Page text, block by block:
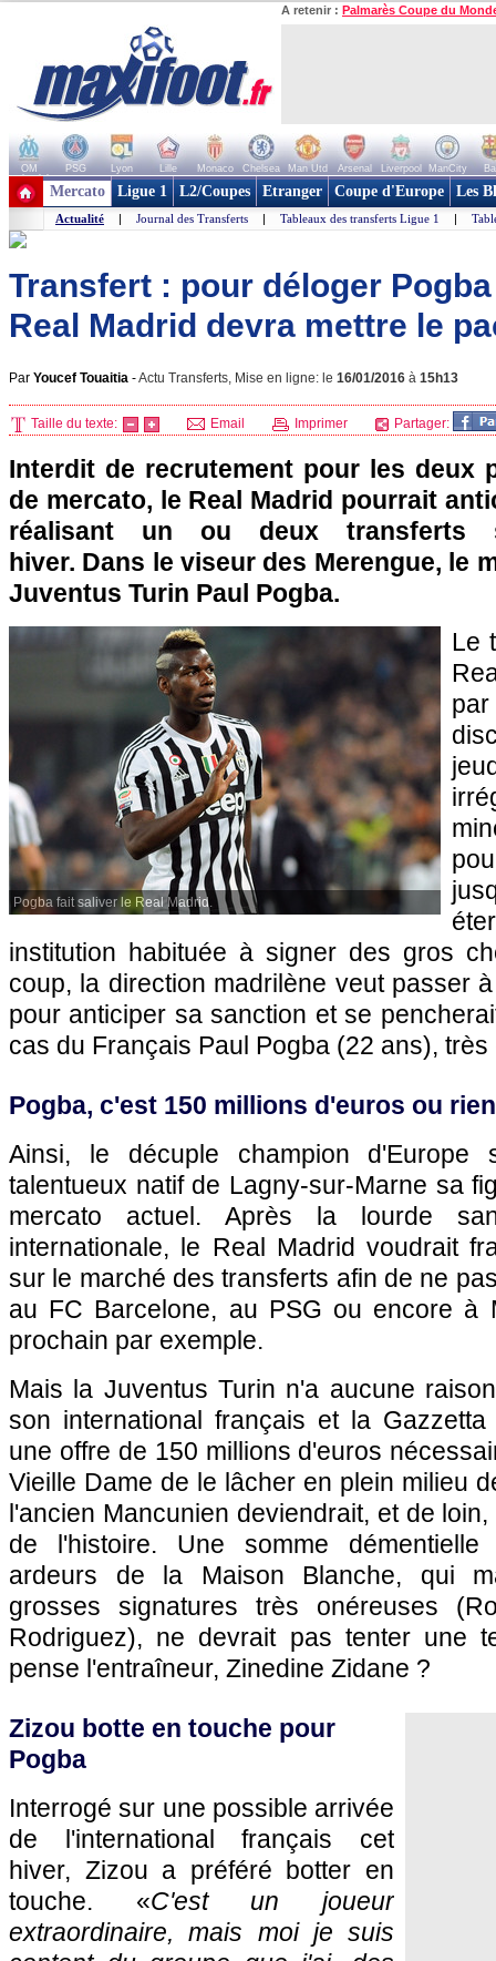
A retenir : Palmarès Coupe du
OM PSG Lyon Lille Monaco Chelsea Man Utd Arsenal Liverpool ManCity
+ de clubs
Mercato Ligue 1 L2/Coupes Etranger Coupe d'Europe Les
Actualité | Journal des Transferts | Tableaux des transferts Ligue 1 |
Transfert : pour déloger
Real Madrid devra mettre le
Par Youcef Touaitia -Actu Transferts, Mise en ligne: le 16/01/2016 à 15h13
Taille du texte: Email Imprimer Partager:
Interdit de recrutement pour les deux
de mercato, le Real Madrid pourrait
réalisant un ou deux transferts
hiver. Dans le viseur des Merengue, le
Juventus Turin Paul Pogba.
Pogba fait saliver le Real Madrid.
Le
institution habituée à signer des gros
coup, la direction madrilène veut passer
pour anticiper sa sanction et se
cas du Français Paul Pogba (22 ans), très
Pogba, c'est 150 millions d'euros ou
Ainsi, le décuple champion d'Europe
talentueux natif de Lagny-sur-Marne sa
mercato actuel. Après la lourde
internationale, le Real Madrid voudrait
sur le marché des transferts afin de ne
au FC Barcelone, au PSG ou encore à
prochain par exemple.
Mais la Juventus Turin n'a aucune
son international français et la
une offre de 150 millions d'euros
Vieille Dame de le lâcher en plein milieu
l'ancien Mancunien deviendrait, et de
de l'histoire. Une somme
ardeurs de la Maison Blanche, qui
grosses signatures très onéreuses
Rodriguez), ne devrait pas tenter une
pense l'entraîneur, Zinedine Zidane ?
Zizou botte en touche pour
Pogba
Interrogé sur une possible arrivée
de l'international français cet
hiver, Zizou a préféré botter en
touche. «C'est un joueur
extraordinaire, mais moi je suis